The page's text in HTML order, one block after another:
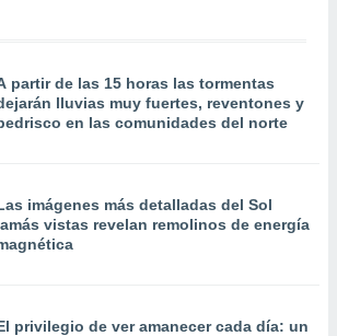
partir de las 15 horas las tormentas
lluvias muy fuertes, reventones y
en las comunidades del norte
imágenes más detalladas del Sol
vistas revelan remolinos de energía
privilegio de ver amanecer cada día: un